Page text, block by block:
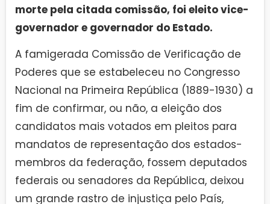
morte pela citada comissão, foi eleito vice-
governador e governador do Estado.
A famigerada Comissão de Verificação de
Poderes que se estabeleceu no Congresso
Nacional na Primeira República (1889-1930) a
fim de confirmar, ou não, a eleição dos
candidatos mais votados em pleitos para
mandatos de representação dos estados-
membros da federação, fossem deputados
federais ou senadores da República, deixou
um grande rastro de injustiça pelo País,